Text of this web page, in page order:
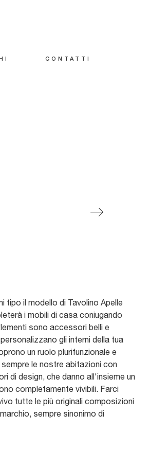
CONTATTI
tipo il modello di Tavolino Apelle
i mobili di casa coniugando
sono accessori belli e
gli interni della tua
un ruolo plurifunzionale e
le nostre abitazioni con
di design, che danno all'insieme un
completamente vivibili. Farci
tutte le più originali composizioni
sempre sinonimo di